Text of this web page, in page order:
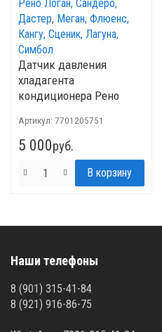
Датчик давления
хладагента
кондиционера Рено
Меган, Флюенс, Кангу,
Сценик, Лагуна, Симбол
Артикул: 7701205751
5 000руб.
Наши телефоны
8 (901) 315-41-84
8 (921) 916-86-75